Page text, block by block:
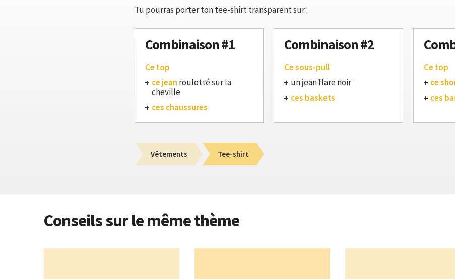
Tu pourras porter ton tee-shirt transparent sur :
Combinaison #1
Ce top
ce jean roulotté sur la
cheville
ces chaussures
Combinaison #2
Ce sous-pull
un jean flare noir
ces baskets
Ce top
ce
ces
Vêtements Tee-shirt
Conseils sur le même thème